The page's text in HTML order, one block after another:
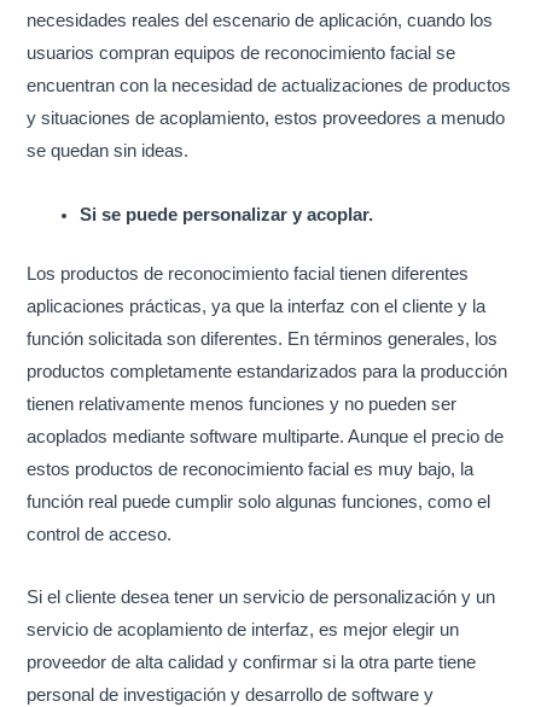
necesidades reales del escenario de aplicación, cuando los
usuarios compran equipos de reconocimiento facial se
encuentran con la necesidad de actualizaciones de productos
y situaciones de acoplamiento, estos proveedores a menudo
se quedan sin ideas.
Si se puede personalizar y acoplar.
Los productos de reconocimiento facial tienen diferentes
aplicaciones prácticas, ya que la interfaz con el cliente y la
función solicitada son diferentes. En términos generales, los
productos completamente estandarizados para la producción
tienen relativamente menos funciones y no pueden ser
acoplados mediante software multiparte. Aunque el precio de
estos productos de reconocimiento facial es muy bajo, la
función real puede cumplir solo algunas funciones, como el
control de acceso.
Si el cliente desea tener un servicio de personalización y un
servicio de acoplamiento de interfaz, es mejor elegir un
proveedor de alta calidad y confirmar si la otra parte tiene
personal de investigación y desarrollo de software y